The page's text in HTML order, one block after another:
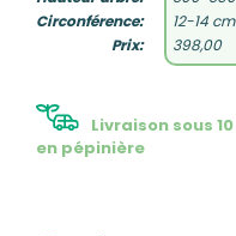
Circonférence:
Prix:
12-14 cm
398,00
Livraison sous
en pépinière